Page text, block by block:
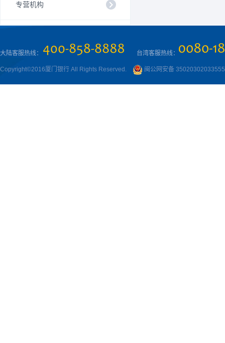
专营机构
大陆客服热线： 台湾客服热线：
Copyright©2016厦门银行 All Rights Reserved. 闽公网安备